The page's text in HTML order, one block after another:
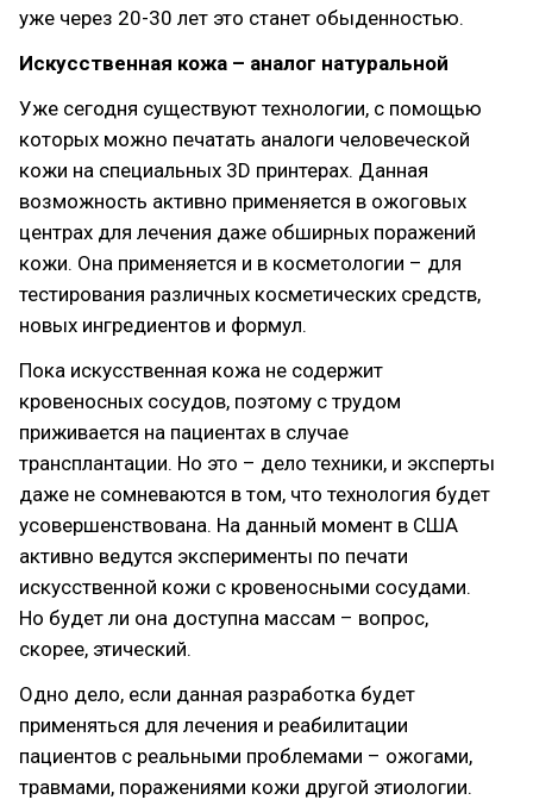
уже через 20-30 лет это станет обыденностью.
Искусственная кожа – аналог натуральной
Уже сегодня существуют технологии, с помощью
которых можно печатать аналоги человеческой
кожи на специальных 3D принтерах. Данная
возможность активно применяется в ожоговых
центрах для лечения даже обширных поражений
кожи. Она применяется и в косметологии – для
тестирования различных косметических средств,
новых ингредиентов и формул.
Пока искусственная кожа не содержит
кровеносных сосудов, поэтому с трудом
приживается на пациентах в случае
трансплантации. Но это – дело техники, и эксперты
даже не сомневаются в том, что технология будет
усовершенствована. На данный момент в США
активно ведутся эксперименты по печати
искусственной кожи с кровеносными сосудами.
Но будет ли она доступна массам – вопрос,
скорее, этический.
Одно дело, если данная разработка будет
применяться для лечения и реабилитации
пациентов с реальными проблемами – ожогами,
травмами, поражениями кожи другой этиологии.